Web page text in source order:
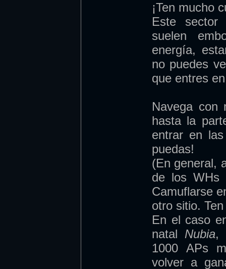
¡Ten mucho
Este
suelen
energía,
no puedes
que entres
Navega con
hasta la
entrar en
puedas!
(En general,
de los WHs
Camuflarse
otro sitio.
En el caso
natal Nubia,
1000 APs
volver a